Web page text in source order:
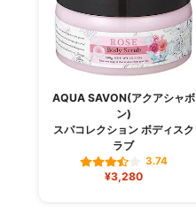
AQUA SAVON(アクアシャボ
ン)
スパコレクション ボディスク
ラブ
3.74
¥3,280